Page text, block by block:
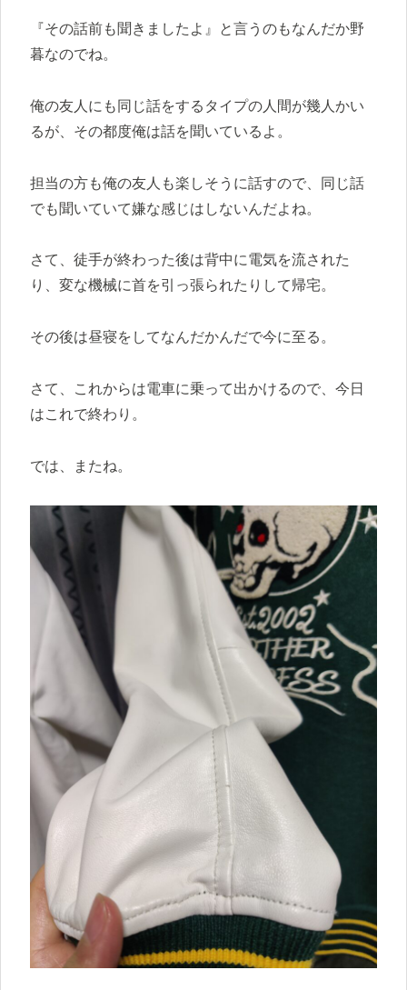
『その話前も聞きましたよ』と言うのもなんだか野
暮なのでね。
俺の友人にも同じ話をするタイプの人間が幾人かい
るが、その都度俺は話を聞いているよ。
担当の方も俺の友人も楽しそうに話すので、同じ話
でも聞いていて嫌な感じはしないんだよね。
さて、徒手が終わった後は背中に電気を流された
り、変な機械に首を引っ張られたりして帰宅。
その後は昼寝をしてなんだかんだで今に至る。
さて、これからは電車に乗って出かけるので、今日
はこれで終わり。
では、またね。